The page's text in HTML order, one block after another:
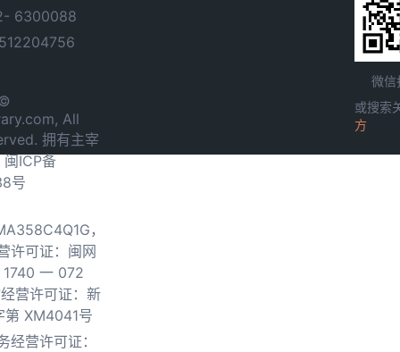
6300088
All
拥有主宰
闽ICP备
号
，
许可证：闽网
一 072
营许可证：新
第 XM4041号
经营许可证：
微信
或搜索
方